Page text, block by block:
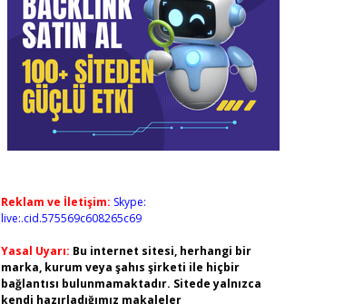
Reklam ve İletişim: Skype:
live:.cid.575569c608265c69
Yasal Uyarı: Bu internet sitesi, herhangi bir
marka, kurum veya şahıs şirketi ile hiçbir
bağlantısı bulunmamaktadır. Sitede yalnızca
kendi hazırladığımız makaleler